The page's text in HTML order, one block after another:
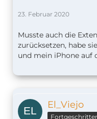
23. Februar 2020
Musste auch die
zurücksetzen, habe
und mein iPhone auf
El_Viejo